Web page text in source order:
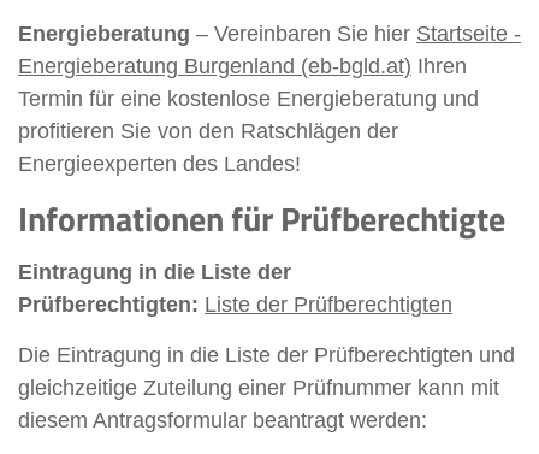
Energieberatung – Vereinbaren Sie hier Startseite -
Energieberatung Burgenland (eb-bgld.at) Ihren
Termin für eine kostenlose Energieberatung und
profitieren Sie von den Ratschlägen der
Energieexperten des Landes!
Informationen für Prüfberechtigte
Eintragung in die Liste der
Prüfberechtigten: Liste der Prüfberechtigten
Die Eintragung in die Liste der Prüfberechtigten und
gleichzeitige Zuteilung einer Prüfnummer kann mit
diesem Antragsformular beantragt werden: